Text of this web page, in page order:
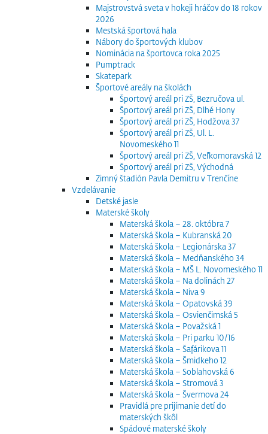
Majstrovstvá sveta v hokeji hráčov do 18 rokov
2026
Mestská športová hala
Nábory do športových klubov
Nominácia na športovca roka 2025
Pumptrack
Skatepark
Športové areály na školách
Športový areál pri ZŠ, Bezručova ul.
Športový areál pri ZŠ, Dlhé Hony
Športový areál pri ZŠ, Hodžova 37
Športový areál pri ZŠ, Ul. L.
Novomeského 11
Športový areál pri ZŠ, Veľkomoravská 12
Športový areál pri ZŠ, Východná
Zimný štadión Pavla Demitru v Trenčíne
Vzdelávanie
Detské jasle
Materské školy
Materská škola – 28. októbra 7
Materská škola – Kubranská 20
Materská škola – Legionárska 37
Materská škola – Medňanského 34
Materská škola – MŠ L. Novomeského 11
Materská škola – Na dolinách 27
Materská škola – Niva 9
Materská škola – Opatovská 39
Materská škola – Osvienčimská 5
Materská škola – Považská 1
Materská škola – Pri parku 10/16
Materská škola – Šafárikova 11
Materská škola – Šmidkeho 12
Materská škola – Soblahovská 6
Materská škola – Stromová 3
Materská škola – Švermova 24
Pravidlá pre prijímanie detí do
materských škôl
Spádové materské školy